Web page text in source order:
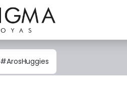
#ArosHuggies